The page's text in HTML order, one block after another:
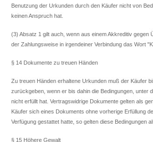
Benutzung der Urkunden durch den Käufer nicht von
keinen Anspruch hat.
(3) Absatz 1 gilt auch, wenn aus einem Akkreditiv
der Zahlungsweise in irgendeiner Verbindung das Wort
§ 14 Dokumente zu treuen Händen
Zu treuen Händen erhaltene Urkunden muß der Käufer
zurückgeben, wenn er bis dahin die Bedingungen, unter
nicht erfüllt hat. Vertragswidrige Dokumente gelten als
Käufer sich eines Dokuments ohne vorherige Erfüllung
Verfügung gestattet hatte, so gelten diese Bedingungen
§ 15 Höhere Gewalt